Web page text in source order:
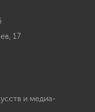
17
и медиа-